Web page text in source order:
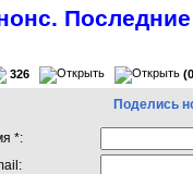
326
Поделись
*: